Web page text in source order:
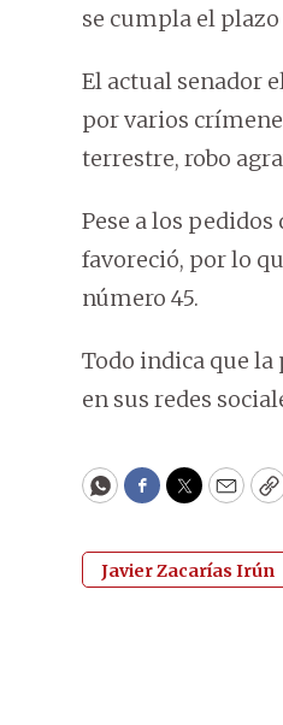
se cumpla el
El actual senador
por varios
terrestre, robo
Pese a los
favoreció, por lo
número 45.
Todo indica que la
en sus redes
WhatsApp
Facebook
Twitter
Javier Zacarías Irún